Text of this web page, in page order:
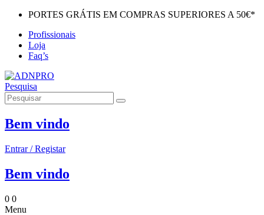
PORTES GRÁTIS EM COMPRAS SUPERIORES A 50€*
Profissionais
Loja
Faq’s
Pesquisa
Bem vindo
Entrar / Registar
Bem vindo
0 0
Menu